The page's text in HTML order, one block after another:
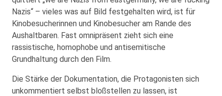
Nazis“ – vieles was auf Bild festgehalten wird, ist für
Kinobesucherinnen und Kinobesucher am Rande des
Aushaltbaren. Fast omnipräsent zieht sich eine
rassistische, homophobe und antisemitische
Grundhaltung durch den Film.
Die Stärke der Dokumentation, die Protagonisten sich
unkommentiert selbst bloßstellen zu lassen, ist